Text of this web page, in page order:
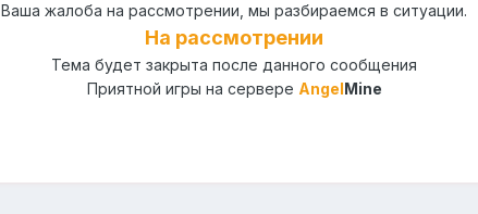
Ваша жалоба на рассмотрении, мы разбираемся в ситуации.
На рассмотрении
Тема будет закрыта после данного сообщения
Приятной игры на сервере AngelMine